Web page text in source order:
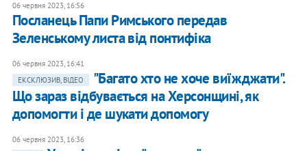
06 червня 2023, 16:56
Посланець Папи Римського передав
Зеленському листа від понтифіка
06 червня 2023, 16:41
ЕКСКЛЮЗИВ, ВІДЕО
"Багато хто не хоче виїжджати".
Що зараз відбувається на Херсонщині, як
допомогти і де шукати допомогу
06 червня 2023, 16:36